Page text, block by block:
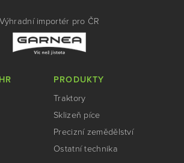
Výhradní importér pro ČR
PRODUKTY
Traktory
Sklizeň píce
Precizní zemědělství
Ostatní technika